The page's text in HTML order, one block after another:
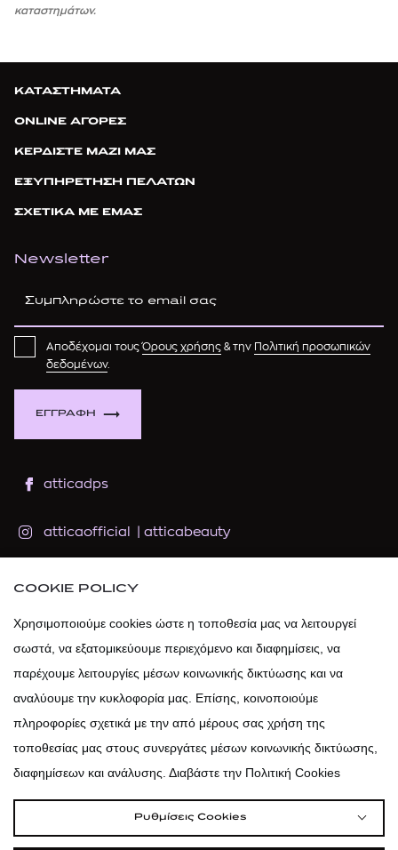
καταστημάτων.
ΚΑΤΑΣΤΗΜΑΤΑ
ONLINE ΑΓΟΡΕΣ
ΚΕΡΔΙΣΤΕ ΜΑΖΙ ΜΑΣ
ΕΞΥΠΗΡΕΤΗΣΗ ΠΕΛΑΤΩΝ
ΣΧΕΤΙΚΑ ΜΕ ΕΜΑΣ
Newsletter
ΕΓΓΡΑΦΗ
Αποδέχομαι τουςΌρους χρήσης & την Πολιτική προσωπικών
δεδομένων.
atticadps
atticaofficial atticabeauty
atticadps
COOKIE POLICY
Χρησιμοποιούμε cookies ώστε η τοποθεσία μας να λειτουργεί
σωστά, να εξατομικεύουμε περιεχόμενο και διαφημίσεις, να
παρέχουμε λειτουργίες μέσων κοινωνικής δικτύωσης και να
αναλύουμε την κυκλοφορία μας. Επίσης, κοινοποιούμε
πληροφορίες σχετικά με την από μέρους σας χρήση της
τοποθεσίας μας στους συνεργάτες μέσων κοινωνικής δικτύωσης,
διαφημίσεων και ανάλυσης. Διαβάστε την Πολιτική Cookies
Ρυθμίσεις Cookies